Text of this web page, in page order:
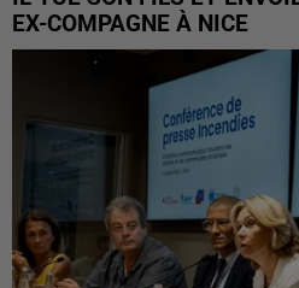
EX-COMPAGNE À NICE